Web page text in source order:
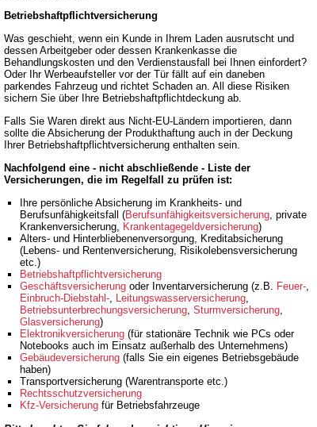
Betriebshaftpflichtversicherung
Was geschieht, wenn ein Kunde in Ihrem Laden ausrutscht und
dessen Arbeitgeber oder dessen Krankenkasse die
Behandlungskosten und den Verdienstausfall bei Ihnen einfordert?
Oder Ihr Werbeaufsteller vor der Tür fällt auf ein daneben
parkendes Fahrzeug und richtet Schaden an. All diese Risiken
sichern Sie über Ihre Betriebshaftpflichtdeckung ab.
Falls Sie Waren direkt aus Nicht-EU-Ländern importieren, dann
sollte die Absicherung der Produkthaftung auch in der Deckung
Ihrer Betriebshaftpflichtversicherung enthalten sein.
Nachfolgend eine - nicht abschließende - Liste der
Versicherungen, die im Regelfall zu prüfen ist:
Ihre persönliche Absicherung im Krankheits- und
Berufsunfähigkeitsfall (Berufsunfähigkeitsversicherung, private
Krankenversicherung, Krankentagegeldversicherung)
Alters- und Hinterbliebenenversorgung, Kreditabsicherung
(Lebens- und Rentenversicherung, Risikolebensversicherung
etc.)
Betriebshaftpflichtversicherung
Geschäftsversicherung oder Inventarversicherung (z.B. Feuer-,
Einbruch-Diebstahl-, Leitungswasserversicherung,
Betriebsunterbrechungsversicherung, Sturmversicherung,
Glasversicherung)
Elektronikversicherung (für stationäre Technik wie PCs oder
Notebooks auch im Einsatz außerhalb des Unternehmens)
Gebäudeversicherung (falls Sie ein eigenes Betriebsgebäude
haben)
Transportversicherung (Warentransporte etc.)
Rechtsschutzversicherung
Kfz-Versicherung für Betriebsfahrzeuge